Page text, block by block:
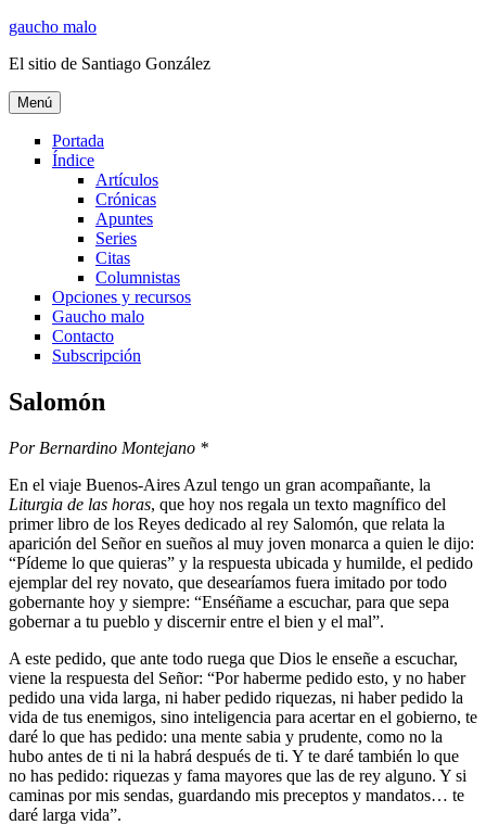
Ir
contenido
gaucho malo
El sitio de Santiago González
Menú
Portada
Índice
Artículos
Crónicas
Apuntes
Series
Citas
Columnistas
Opciones y recursos
Gaucho malo
Contacto
Subscripción
Salomón
Por Bernardino Montejano *
En el viaje Buenos-Aires Azul tengo un gran acompañante, la
Liturgia de las horas, que hoy nos regala un texto magnífico del
primer libro de los Reyes dedicado al rey Salomón, que relata la
aparición del Señor en sueños al muy joven monarca a quien le dijo:
“Pídeme lo que quieras” y la respuesta ubicada y humilde, el pedido
ejemplar del rey novato, que desearíamos fuera imitado por todo
gobernante hoy y siempre: “Enséñame a escuchar, para que sepa
gobernar a tu pueblo y discernir entre el bien y el mal”.
A este pedido, que ante todo ruega que Dios le enseñe a escuchar,
viene la respuesta del Señor: “Por haberme pedido esto, y no haber
pedido una vida larga, ni haber pedido riquezas, ni haber pedido la
vida de tus enemigos, sino inteligencia para acertar en el gobierno, te
daré lo que has pedido: una mente sabia y prudente, como no la
hubo antes de ti ni la habrá después de ti. Y te daré también lo que
no has pedido: riquezas y fama mayores que las de rey alguno. Y si
caminas por mis sendas, guardando mis preceptos y mandatos… te
daré larga vida”.